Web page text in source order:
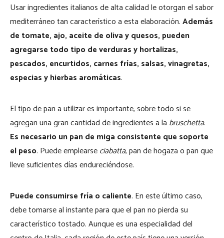
Usar ingredientes italianos de alta calidad le otorgan el sabor
mediterráneo tan característico a esta elaboración.Además
de tomate, ajo, aceite de oliva y quesos, pueden
agregarse todo tipo de verduras y hortalizas,
pescados, encurtidos, carnes frías, salsas, vinagretas,
especias y hierbas aromáticas.
El tipo de pan a utilizar es importante, sobre todo si se
agregan una gran cantidad de ingredientes a la bruschetta.
Es necesario un pan de miga consistente que soporte
el peso. Puede emplearseciabatta, pan de hogaza o pan que
lleve suficientes días endureciéndose.
Puede consumirse fría o caliente. En este último caso,
debe tomarse al instante para que el pan no pierda su
característico tostado. Aunque es una especialidad del